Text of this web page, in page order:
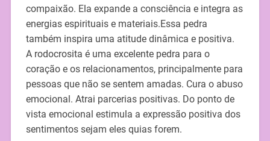
compaixão. Ela expande a consciência e integra as
energias espirituais e materiais.Essa pedra
também inspira uma atitude dinâmica e positiva.
A rodocrosita é uma excelente pedra para o
coração e os relacionamentos, principalmente para
pessoas que não se sentem amadas. Cura o abuso
emocional. Atrai parcerias positivas. Do ponto de
vista emocional estimula a expressão positiva dos
sentimentos sejam eles quias forem.